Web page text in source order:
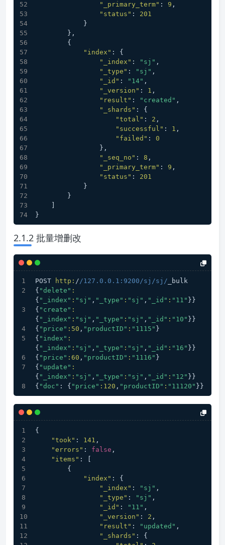
"_primary_term" : 9 ,
"status" :
201
}
} ,
{
"index" :
{
"_index" : "sj" ,
"_type" : "sj" ,
"_id" : "14" ,
"_version" : 1 ,
"result" : "created" ,
"_shards" :
{
"total" : 2 ,
"successful" : 1 ,
"failed" :
0
} ,
"_seq_no" : 8 ,
"_primary_term" : 9 ,
"status" :
201
}
}
}
2.1.2 批量增删改
POST http: //127.0.0.1:9200/sj /sj/ _bulk
{ "delete" :
{ "_index" : "sj" , "_type" : "sj" , "_id" : "11" }}
{ "create" :
{ "_index" : "sj" , "_type" : "sj" , "_id" : "10" }}
{ "price" : 50 , "productID" : "1115" }
{ "index" :
{ "_index" : "sj" , "_type" : "sj" , "_id" : "16" }}
{ "price" : 60 , "productID" : "1116" }
{ "update" :
{ "_index" : "sj" , "_type" : "sj" , "_id" : "12" }}
{ "doc" : { "price" : 120 , "productID" : "11120" }}
{
"took" : 141 ,
"errors" : false ,
"items" :
{
"index" :
{
"_index" : "sj" ,
"_type" : "sj" ,
"_id" : "11" ,
"_version" : 2 ,
"result" : "updated" ,
"_shards" :
{